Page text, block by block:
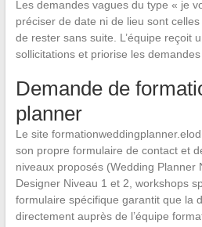
Les demandes vagues du type « je
préciser de date ni de lieu sont
de rester sans suite. L’équipe reçoit
sollicitations et priorise les
Demande de
planner
Le site
son propre formulaire de contact et
niveaux proposés (Wedding Planner
Designer Niveau 1 et 2, workshops
formulaire spécifique garantit que la
directement auprès de l’équipe